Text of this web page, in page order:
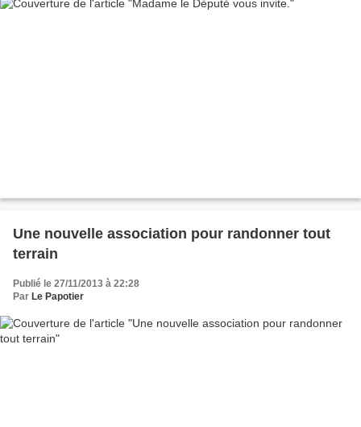
Une nouvelle association pour randonner tout
terrain
Publié le 27/11/2013 à 22:28
Par Le Papotier